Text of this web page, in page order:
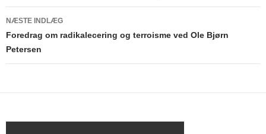
NÆSTE INDLÆG
Foredrag om radikalecering og terroisme ved Ole Bjørn
Petersen